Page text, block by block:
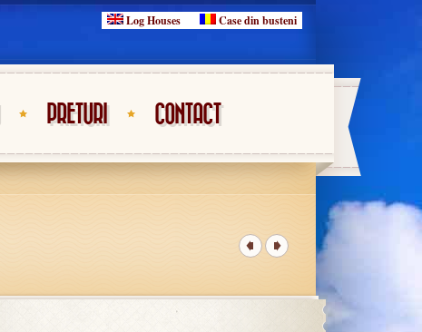
Log Houses Case din busteni
PRETURI CONTACT